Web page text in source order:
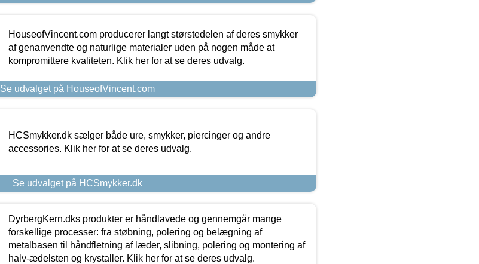
HouseofVincent.com producerer langt størstedelen af deres smykker
af genanvendte og naturlige materialer uden på nogen måde at
kompromittere kvaliteten. Klik her for at se deres udvalg.
Se udvalget på HouseofVincent.com
HCSmykker.dk sælger både ure, smykker, piercinger og andre
accessories. Klik her for at se deres udvalg.
Se udvalget på HCSmykker.dk
DyrbergKern.dks produkter er håndlavede og gennemgår mange
forskellige processer: fra støbning, polering og belægning af
metalbasen til håndfletning af læder, slibning, polering og montering af
halv-ædelsten og krystaller. Klik her for at se deres udvalg.